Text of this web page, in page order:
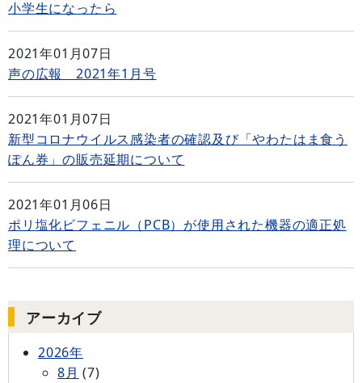
小学生になったら
2021年01月07日
声の広報 2021年1月号
2021年01月07日
新型コロナウイルス感染者の確認及び「やわたはま食う
ぽん券」の販売延期について
2021年01月06日
ポリ塩化ビフェニル（PCB）が使用された機器の適正処
理について
アーカイブ
2026年
8月 (7)